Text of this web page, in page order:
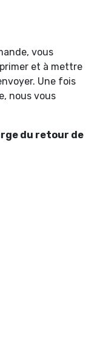
vous
et à mettre
Une fois
nous vous
du retour de